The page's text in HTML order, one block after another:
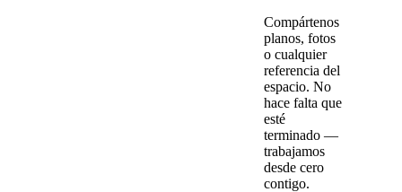
Compártenos
planos, fotos
o cualquier
referencia del
espacio. No
hace falta que
esté
terminado —
trabajamos
desde cero
contigo.